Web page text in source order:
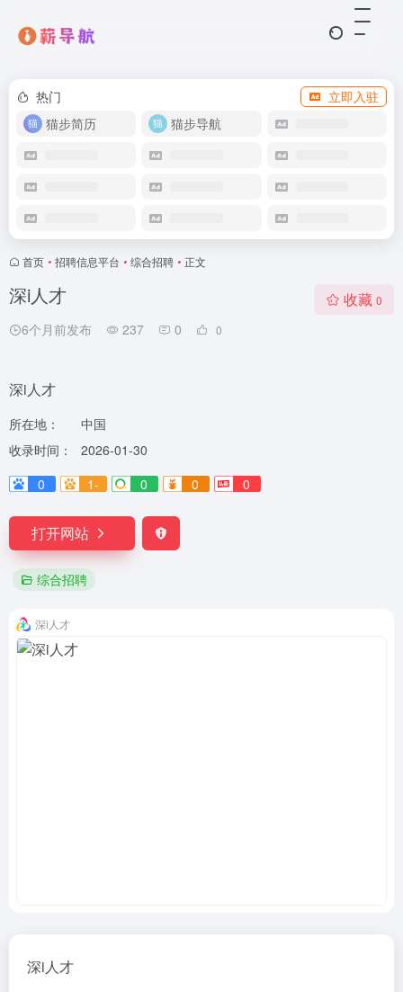
热门
立即入驻
猫步简历
猫步导航
首页 • 招聘信息平台 • 综合招聘 • 正文
深i人才
6个月前发布 237 0 0
收藏 0
深i人才
所在地：
中国
收录时间：
2026-01-30
0
1- 0 0 0
打开网站
综合招聘
深i人才
深i人才